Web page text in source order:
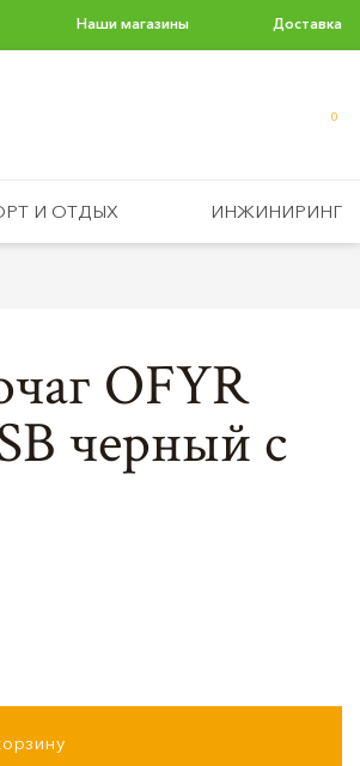
Наши магазины Доставка
0
И ОТДЫХ ИНЖИНИРИНГ
OFYR
черный с